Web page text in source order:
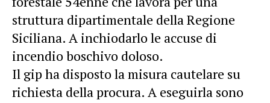
struttura dipartimentale della Regione
Siciliana. A inchiodarlo le accuse di
incendio boschivo doloso.
Il gip ha disposto la misura cautelare su
richiesta della procura. A eseguirla sono